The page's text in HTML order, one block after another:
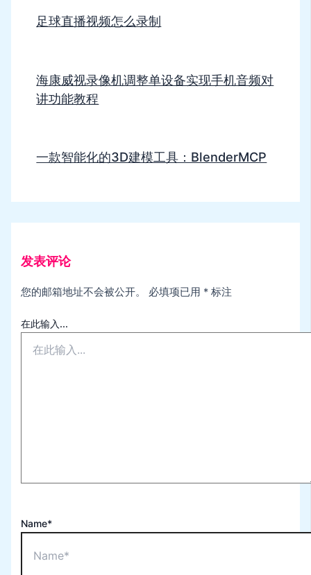
足球直播视频怎么录制
海康威视录像机调整单设备实现手机音频对
讲功能教程
一款智能化的3D建模工具：BlenderMCP
发表评论
您的邮箱地址不会被公开。 必填项已用 * 标注
在此输入...
Name*